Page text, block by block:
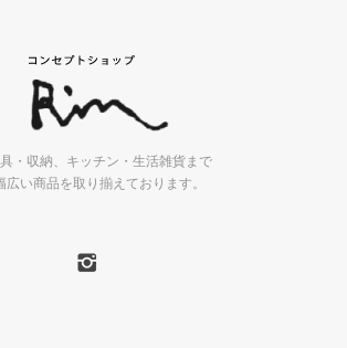
・収納、キッチン・生活雑貨まで
広い商品を取り揃えております。